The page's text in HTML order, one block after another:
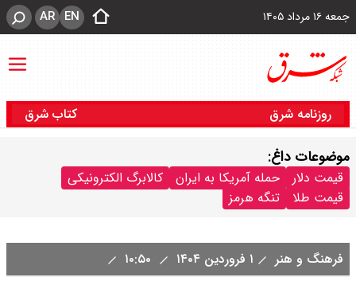
جمعه ۱۶ مرداد ۱۴۰۵ EN
AR
روزنامه شرق کتاب شرق
موضوعات داغ:
قیمت دلار حمله آمریکا به ایران
کالابرگ الکترونیکی
قیمت طلا
تنگه هرمز
فرهنگ و هنر ۱ فروردین ۱۴۰۴